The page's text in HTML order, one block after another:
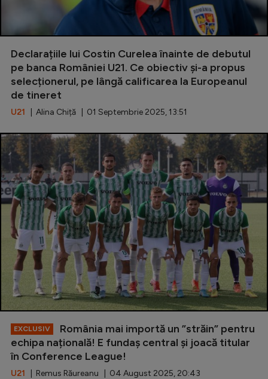
Declarațiile lui Costin Curelea înainte de debutul
pe banca României U21. Ce obiectiv și-a propus
selecționerul, pe lângă calificarea la Europeanul
de tineret
U21 | Alina Chiță | 01 Septembrie 2025, 13:51
EXCLUSIV
România mai importă un ”străin” pentru
echipa națională! E fundaș central și joacă titular
în Conference League!
U21 | Remus Răureanu | 04 August 2025, 20:43